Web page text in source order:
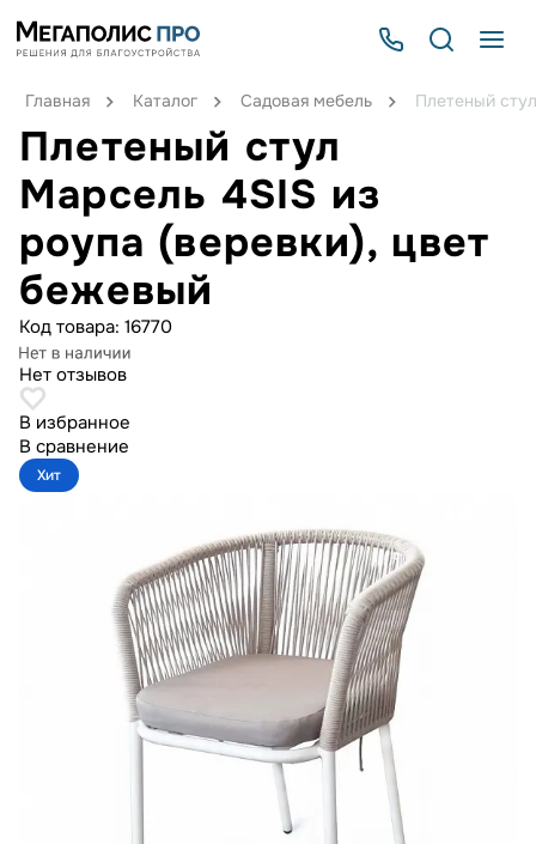
Главная Каталог Садовая мебель Плетеный
Плетеный стул
Марсель 4SIS из
роупа (веревки), цвет
бежевый
Код товара: 16770
Нет отзывов
В избранное
В сравнение
Хит